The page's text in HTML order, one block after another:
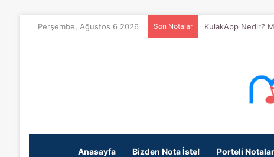
Perşembe, Ağustos 6 2026 Son Notalar KulakApp Nedir?
Anasayfa Bizden Nota İste! Porteli Notalar